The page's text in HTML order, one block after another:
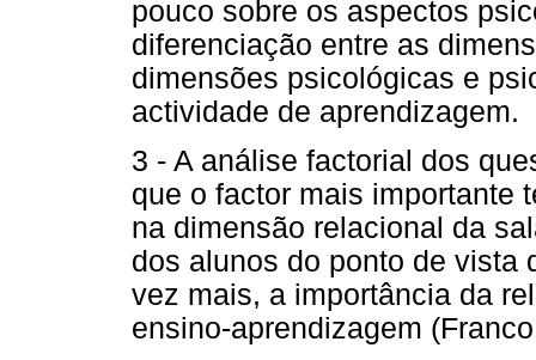
pouco sobre os aspectos
diferenciação entre as
dimensões psicológicas e
actividade de aprendizagem.
3 - A análise factorial dos
que o factor mais importante
na dimensão relacional da
dos alunos do ponto de vista
vez mais, a importância da
ensino-aprendizagem